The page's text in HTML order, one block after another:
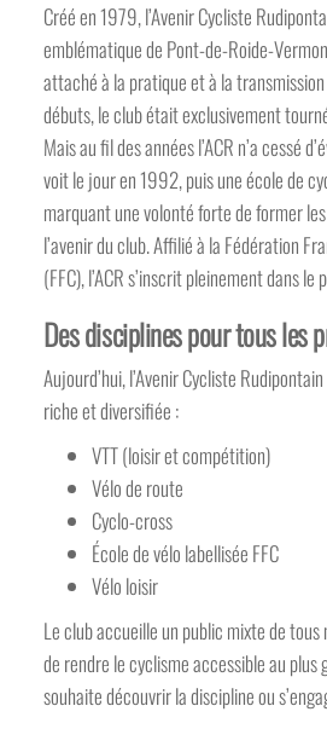
Créé en 1979, l’Avenir Cycliste
emblématique de Pont-de-Roide-
attaché à la pratique et à la
débuts, le club était exclusivement
Mais au fil des années l’ACR n’a cessé
voit le jour en 1992, puis une école de
marquant une volonté forte de former
l’avenir du club. Affilié à la Fédération
(FFC), l’ACR s’inscrit pleinement dans
Des disciplines pour tous les
Aujourd’hui, l’Avenir Cycliste
riche et diversifiée :
VTT (loisir et compétition)
Vélo de route
Cyclo-cross
École de vélo labellisée FFC
Vélo loisir
Le club accueille un public mixte de tous
de rendre le cyclisme accessible au plus
souhaite découvrir la discipline ou